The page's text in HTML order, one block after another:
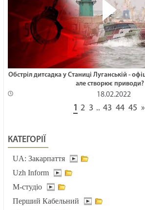
Обстріл дитсадка у Станиці Луганській -
але створює приводи?
18.02.2022
1 2 3 .. 43 44 45 »
КАТЕГОРІЇ
UA: Закарпаття
Uzh Inform
М-студіо
Перший Кабельний